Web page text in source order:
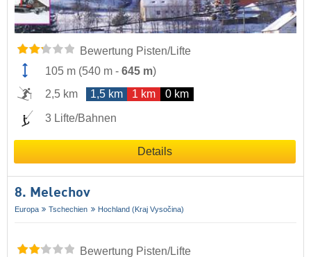
Bewertung Pisten/Lifte
105 m (540 m - 645 m)
2,5 km
1,5 km 1 km 0 km
3 Lifte/Bahnen
Details
8. Melechov
Europa Tschechien Hochland (Kraj Vysočina)
Bewertung Pisten/Lifte